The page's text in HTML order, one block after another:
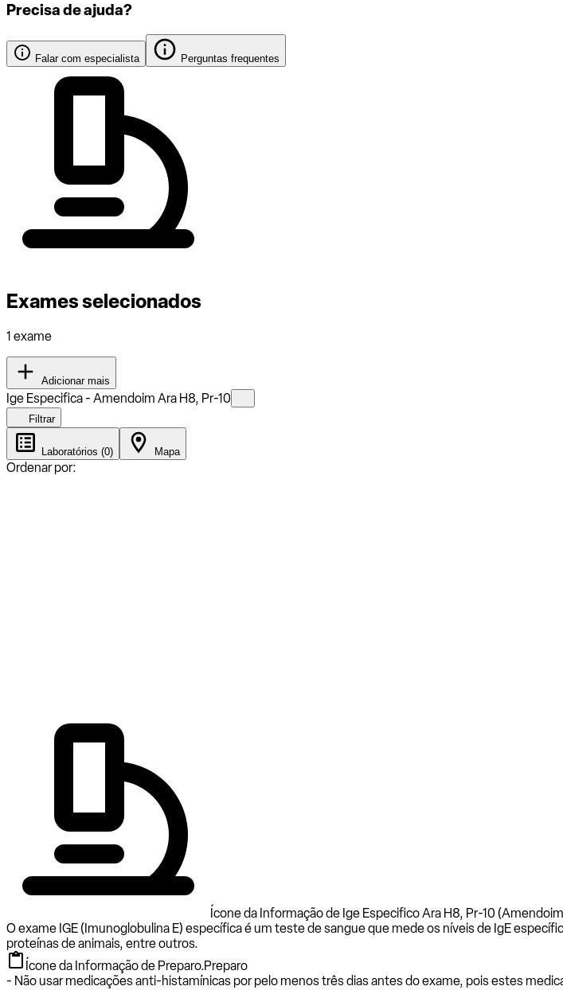
Precisa de ajuda?
Falar com especialista Perguntas frequentes
Exames selecionados
1 exame
Adicionar mais
Ige Especifica - Amendoim Ara H8, Pr-10
Filtrar
Laboratórios (0) Mapa
Ordenar por:
Ícone da Informação de Ige Especifico Ara H8, Pr-10
O exame IGE (Imunoglobulina E) específica é um teste de sangue que mede os níveis de IgE
proteínas de animais, entre outros.
Ícone da Informação de Preparo.Preparo
- Não usar medicações anti-histamínicas por pelo menos três dias antes do exame, pois estes